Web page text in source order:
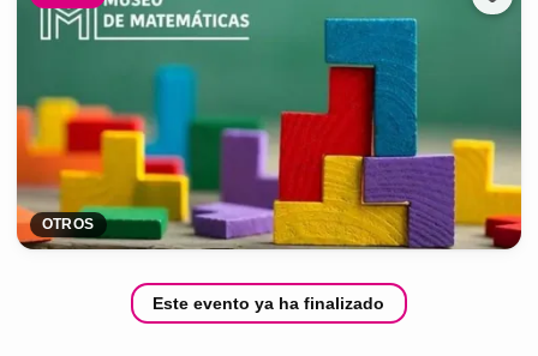
OTROS
Este evento ya ha finalizado